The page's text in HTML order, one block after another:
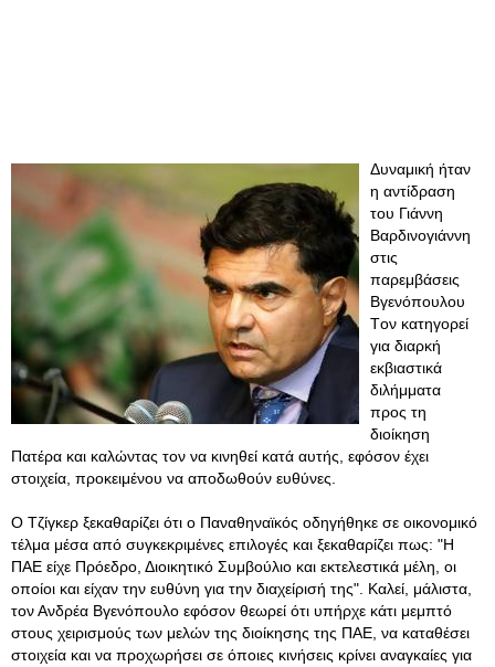
Δυναμική ήταν
η αντίδραση
του Γιάννη
Βαρδινογιάννη
στις
παρεμβάσεις
Βγενόπουλου
Tον κατηγορεί
για διαρκή
εκβιαστικά
διλήμματα
προς τη
διοίκηση
Πατέρα και καλώντας τον να κινηθεί κατά αυτής, εφόσον έχει
στοιχεία, προκειμένου να αποδωθούν ευθύνες.
Ο Τζίγκερ ξεκαθαρίζει ότι ο Παναθηναϊκός οδηγήθηκε σε οικονομικό
τέλμα μέσα από συγκεκριμένες επιλογές και ξεκαθαρίζει πως: "Η
ΠΑΕ είχε Πρόεδρο, Διοικητικό Συμβούλιο και εκτελεστικά μέλη, οι
οποίοι και είχαν την ευθύνη για την διαχείρισή της". Καλεί, μάλιστα,
τον Ανδρέα Βγενόπουλο εφόσον θεωρεί ότι υπήρχε κάτι μεμπτό
στους χειρισμούς των μελών της διοίκησης της ΠΑΕ, να καταθέσει
στοιχεία και να προχωρήσει σε όποιες κινήσεις κρίνει αναγκαίες για